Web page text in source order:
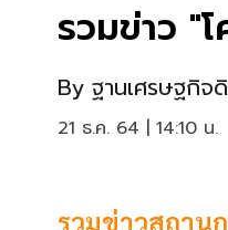
รวมข่าว "
By ฐานเศรษฐกิจ
21 ธ.ค. 64 | 14:10 น.
รวมข่าวสถาน